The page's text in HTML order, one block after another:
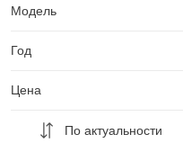
Модель
Год
Цена
По актуальности